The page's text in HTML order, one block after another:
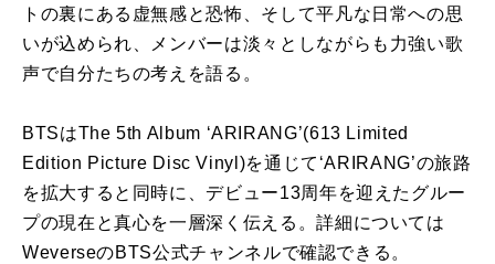
トの裏にある虚無感と恐怖、そして平凡な日常への思
いが込められ、メンバーは淡々としながらも力強い歌
声で自分たちの考えを語る。
BTSはThe 5th Album ‘ARIRANG’(613 Limited
Edition Picture Disc Vinyl)を通じて‘ARIRANG’の旅路
を拡大すると同時に、デビュー13周年を迎えたグルー
プの現在と真心を一層深く伝える。詳細については
WeverseのBTS公式チャンネルで確認できる。